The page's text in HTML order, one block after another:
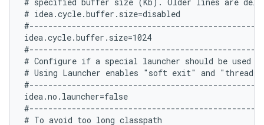
# idea.cycle.buffer.size=disabled
idea.cycle.buffer.size=1024
# Configure if a special launcher should be used
# Using Launcher enables "soft exit" and "thread
idea.no.launcher=false
# To avoid too long classpath